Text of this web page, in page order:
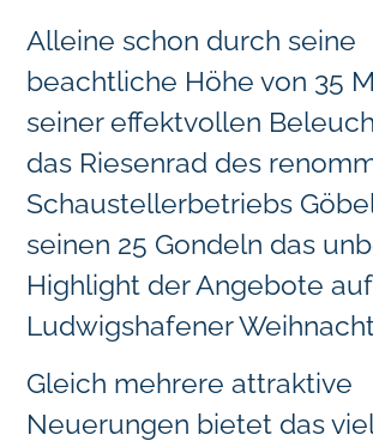
Alleine schon durch seine
beachtliche Höhe von 35
seiner effektvollen
das Riesenrad des
Schaustellerbetriebs
seinen 25 Gondeln das
Highlight der Angebote
Ludwigshafener
Gleich mehrere attraktive
Neuerungen bietet das